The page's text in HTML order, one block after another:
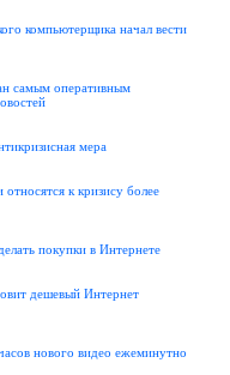
компьютерщика начал вести
самым оперативным
мера
к кризису более
покупки в Интернете
дешевый Интернет
нового видео ежеминутно